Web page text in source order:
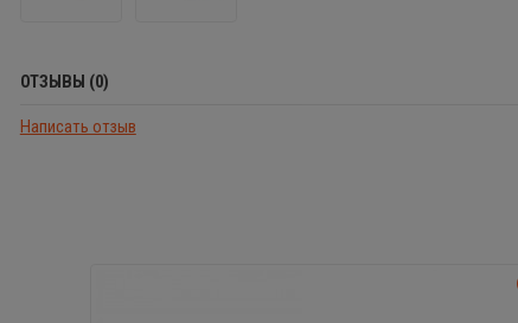
ОТЗЫВЫ (0)
Написать отзыв